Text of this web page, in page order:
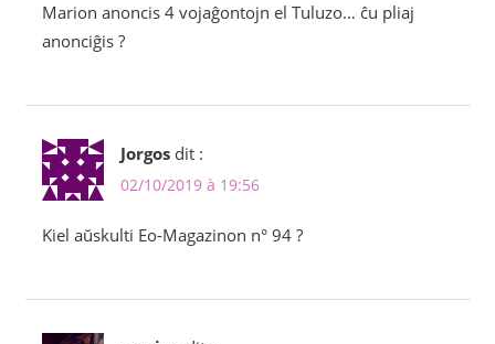
Marion anoncis 4 vojaĝontojn el Tuluzo… ĉu pliaj
anonciĝis ?
Jorgos dit :
02/10/2019 à 19:56
Kiel aŭskulti Eo-Magazinon n° 94 ?